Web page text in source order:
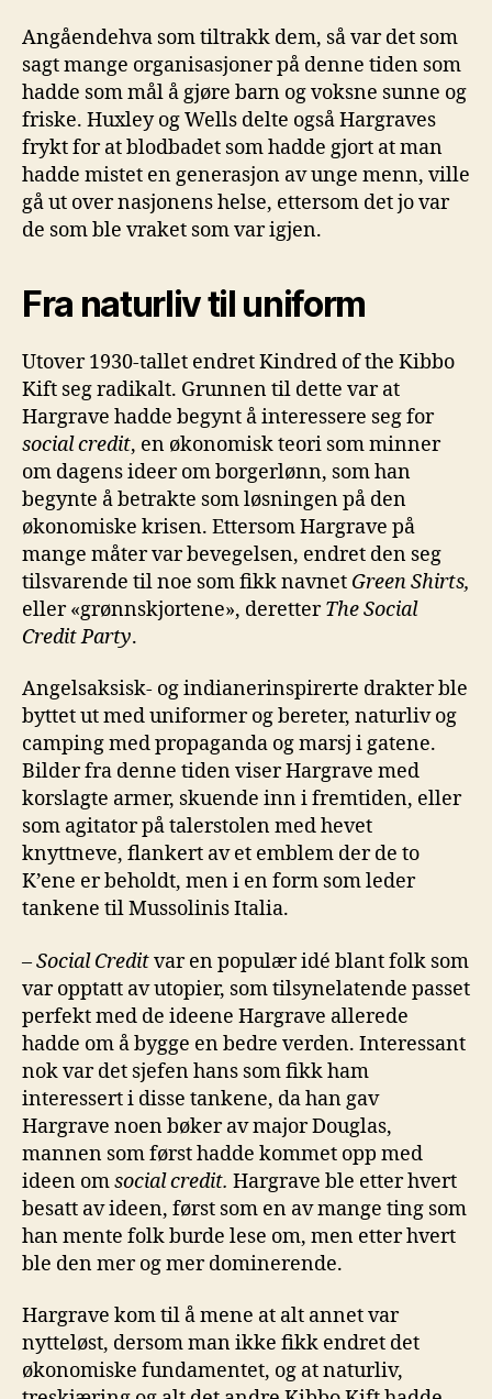
Angåendehva som tiltrakk dem, så var det som
sagt mange organisasjoner på denne tiden som
hadde som mål å gjøre barn og voksne sunne og
friske. Huxley og Wells delte også Hargraves
frykt for at blodbadet som hadde gjort at man
hadde mistet en generasjon av unge menn, ville
gå ut over nasjonens helse, ettersom det jo var
de som ble vraket som var igjen.
Fra naturliv til uniform
Utover 1930-tallet endret Kindred of the Kibbo
Kift seg radikalt. Grunnen til dette var at
Hargrave hadde begynt å interessere seg for
social credit, en økonomisk teori som minner
om dagens ideer om borgerlønn, som han
begynte å betrakte som løsningen på den
økonomiske krisen. Ettersom Hargrave på
mange måter var bevegelsen, endret den seg
tilsvarende til noe som fikk navnet Green Shirts,
eller «grønnskjortene», deretterThe Social
Credit Party.
Angelsaksisk- og indianerinspirerte drakter ble
byttet ut med uniformer og bereter, naturliv og
camping med propaganda og marsj i gatene.
Bilder fra denne tiden viser Hargrave med
korslagte armer, skuende inn i fremtiden, eller
som agitator på talerstolen med hevet
knyttneve, flankert av et emblem der de to
K’ene er beholdt, men i en form som leder
tankene til Mussolinis Italia.
–Social Creditvar en populær idé blant folk som
var opptatt av utopier, som tilsynelatende passet
perfekt med de ideene Hargrave allerede
hadde om å bygge en bedre verden. Interessant
nok var det sjefen hans som fikk ham
interessert i disse tankene, da han gav
Hargrave noen bøker av major Douglas,
mannen som først hadde kommet opp med
ideen omsocial credit. Hargrave ble etter hvert
besatt av ideen, først som en av mange ting som
han mente folk burde lese om, men etter hvert
ble den mer og mer dominerende.
Hargrave kom til å mene at alt annet var
nytteløst, dersom man ikke fikk endret det
økonomiske fundamentet, og at naturliv,